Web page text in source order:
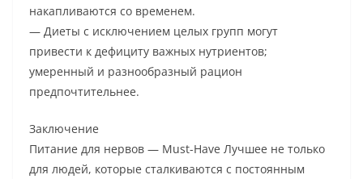
накапливаются со временем.
— Диеты с исключением целых групп могут
привести к дефициту важных нутриентов;
умеренный и разнообразный рацион
предпочтительнее.
Заключение
Питание для нервов — Must-Have Лучшее не только
для людей, которые сталкиваются с постоянным